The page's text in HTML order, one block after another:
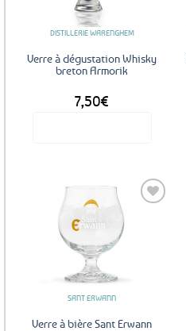
DISTILLERIE WARENGHEM
Verre à dégustation Whisky
breton Armorik
7,50€
SANT ERWANN
Verre à bière Sant Erwann